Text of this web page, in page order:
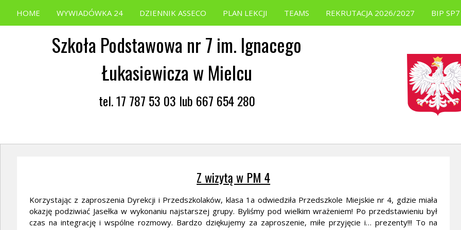
HOME WYWIADÓWKA 24 DZIENNIK ASSECO PLAN LEKCJI TEAMS REKRUTACJA 2026/2027 BIP SP7
Szkoła Podstawowa nr 7 im. Ignacego
Łukasiewicza w Mielcu
tel. 17 787 53 03 lub 667 654 280
Z wizytą w PM 4
Korzystając z zaproszenia Dyrekcji i Przedszkolaków, klasa 1a odwiedziła Przedszkole Miejskie nr 4, gdzie miała
okazję podziwiać Jasełka w wykonaniu najstarszej grupy. Byliśmy pod wielkim wrażeniem! Po przedstawieniu był
czas na integrację i wspólne rozmowy. Bardzo dziękujemy za zaproszenie, miłe przyjęcie i… prezenty!!! To na